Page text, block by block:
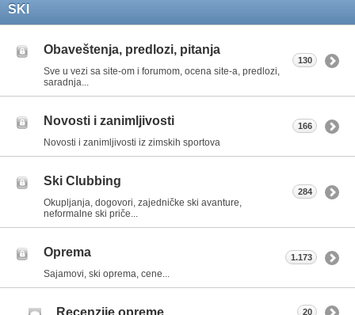
SKI
Obaveštenja, predlozi, pitanja
Sve u vezi sa site-om i forumom, ocena site-a, predlozi,
saradnja...
130
Novosti i zanimljivosti
Novosti i zanimljivosti iz zimskih sportova
166
Ski Clubbing
Okupljanja, dogovori, zajedničke ski avanture,
neformalne ski priče...
284
Oprema
Sajamovi, ski oprema, cene...
1.173
Recenzije opreme 20